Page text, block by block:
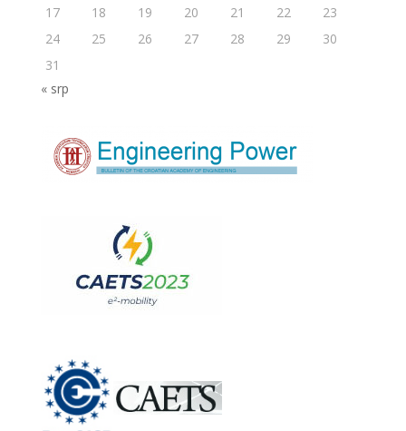
17
18 19 20 21 22
23
24
25 26 27 28 29
30
31
« srp